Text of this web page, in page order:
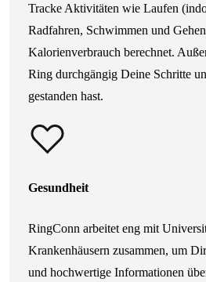
Tracke Aktivitäten wie Laufen
Radfahren, Schwimmen und
Kalorienverbrauch berechnet.
Ring durchgängig Deine Schritte
gestanden hast.
Gesundheit
RingConn arbeitet eng mit
Krankenhäusern zusammen, um
und hochwertige Informationen